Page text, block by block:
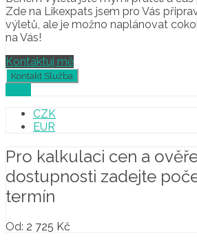
Zde na Likexpats jsem pro Vás
výletů, ale je možno naplánovat
na Vás!
Kontaktuj mě
CZK
EUR
Pro kalkulaci cen a
dostupnosti zadejte
termín
Od: 2 725 Kč